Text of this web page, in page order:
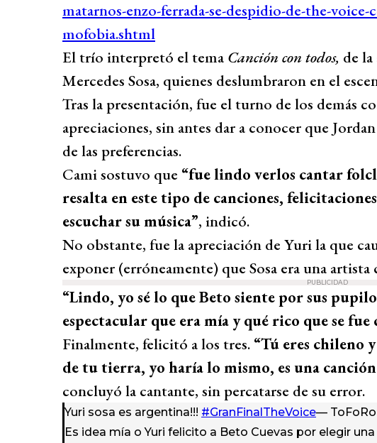
El trío interpretó el tema Canción con todos, de
Mercedes Sosa, quienes deslumbraron en el
Tras la presentación, fue el turno de los demás
apreciaciones, sin antes dar a conocer que
de las preferencias.
Cami sostuvo que “fue lindo verlos cantar
resalta en este tipo de canciones,
escuchar su música”, indicó.
No obstante, fue la apreciación de Yuri la que
exponer (erróneamente) que Sosa era una artista
PUBLICIDAD
“Lindo, yo sé lo que Beto siente por sus
espectacular que era mía y qué rico que se
Finalmente, felicitó a los tres. “Tú eres chileno
de tu tierra, yo haría lo mismo, es una
concluyó la cantante, sin percatarse de su error.
Yuri sosa es argentina!!! #GranFinalTheVoice—
Es idea mía o Yuri felicito a Beto Cuevas por elegir